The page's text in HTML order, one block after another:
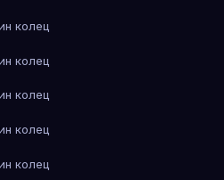
колец
колец
колец
колец
колец